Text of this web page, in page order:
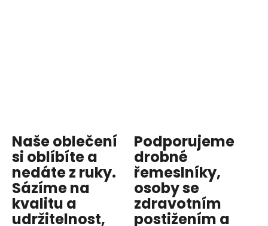
Naše oblečení
si oblíbíte a
nedáte z ruky.
Sázíme na
kvalitu a
udržitelnost,
Podporujeme
drobné
řemeslníky,
osoby se
zdravotním
postižením a